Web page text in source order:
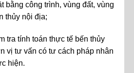
bằng công trình, vùng đất, vùng
thủy nội địa;
tra tính toán thực tế bến thủy
vị tư vấn có tư cách pháp nhân
hiện.